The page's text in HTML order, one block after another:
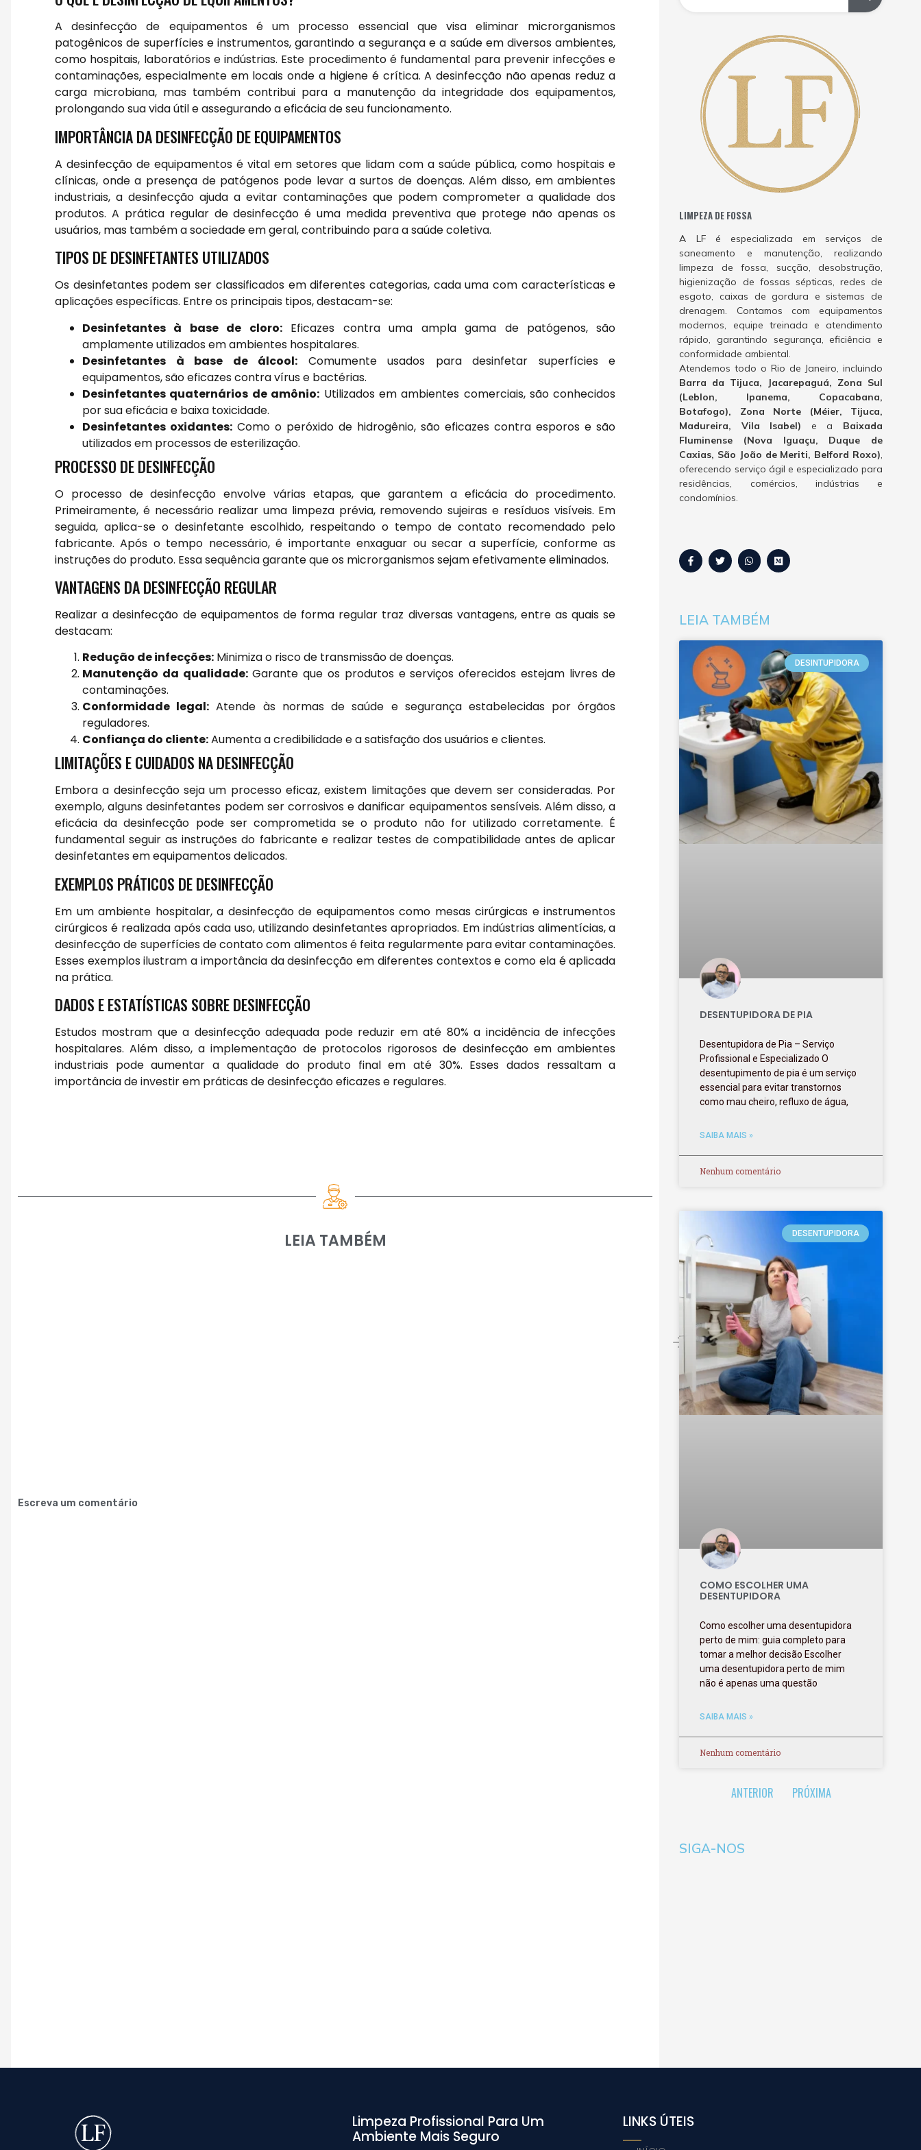
A desinfecção de equipamentos é um processo essencial que visa eliminar microrganismos
patogênicos de superfícies e instrumentos, garantindo a segurança e a saúde em diversos ambientes,
como hospitais, laboratórios e indústrias. Este procedimento é fundamental para prevenir infecções e
contaminações, especialmente em locais onde a higiene é crítica. A desinfecção não apenas reduz a
carga microbiana, mas também contribui para a manutenção da integridade dos equipamentos,
prolongando sua vida útil e assegurando a eficácia de seu funcionamento.
IMPORTÂNCIA DA DESINFECÇÃO DE EQUIPAMENTOS
A desinfecção de equipamentos é vital em setores que lidam com a saúde pública, como hospitais e
clínicas, onde a presença de patógenos pode levar a surtos de doenças. Além disso, em ambientes
industriais, a desinfecção ajuda a evitar contaminações que podem comprometer a qualidade dos
produtos. A prática regular de desinfecção é uma medida preventiva que protege não apenas os
usuários, mas também a sociedade em geral, contribuindo para a saúde coletiva.
TIPOS DE DESINFETANTES UTILIZADOS
Os desinfetantes podem ser classificados em diferentes categorias, cada uma com características e
aplicações específicas. Entre os principais tipos, destacam-se:
Desinfetantes à base de cloro:Eficazes contra uma ampla gama de patógenos, são
amplamente utilizados em ambientes hospitalares.
Desinfetantes à base de álcool: Comumente usados para desinfetar superfícies e
equipamentos, são eficazes contra vírus e bactérias.
Desinfetantes quaternários de amônio: Utilizados em ambientes comerciais, são conhecidos
por sua eficácia e baixa toxicidade.
Desinfetantes oxidantes: Como o peróxido de hidrogênio, são eficazes contra esporos e são
utilizados em processos de esterilização.
PROCESSO DE DESINFECÇÃO
O processo de desinfecção envolve várias etapas, que garantem a eficácia do procedimento.
Primeiramente, é necessário realizar uma limpeza prévia, removendo sujeiras e resíduos visíveis. Em
seguida, aplica-se o desinfetante escolhido, respeitando o tempo de contato recomendado pelo
fabricante. Após o tempo necessário, é importante enxaguar ou secar a superfície, conforme as
instruções do produto. Essa sequência garante que os microrganismos sejam efetivamente eliminados.
VANTAGENS DA DESINFECÇÃO REGULAR
Realizar a desinfecção de equipamentos de forma regular traz diversas vantagens, entre as quais se
destacam:
Redução de infecções: Minimiza o risco de transmissão de doenças.
Manutenção da qualidade:Garante que os produtos e serviços oferecidos estejam livres de
contaminações.
Conformidade legal: Atende às normas de saúde e segurança estabelecidas por órgãos
reguladores.
Confiança do cliente:Aumenta a credibilidade e a satisfação dos usuários e clientes.
LIMITAÇÕES E CUIDADOS NA DESINFECÇÃO
Embora a desinfecção seja um processo eficaz, existem limitações que devem ser consideradas. Por
exemplo, alguns desinfetantes podem ser corrosivos e danificar equipamentos sensíveis. Além disso, a
eficácia da desinfecção pode ser comprometida se o produto não for utilizado corretamente. É
fundamental seguir as instruções do fabricante e realizar testes de compatibilidade antes de aplicar
desinfetantes em equipamentos delicados.
EXEMPLOS PRÁTICOS DE DESINFECÇÃO
Em um ambiente hospitalar, a desinfecção de equipamentos como mesas cirúrgicas e instrumentos
cirúrgicos é realizada após cada uso, utilizando desinfetantes apropriados. Em indústrias alimentícias, a
desinfecção de superfícies de contato com alimentos é feita regularmente para evitar contaminações.
Esses exemplos ilustram a importância da desinfecção em diferentes contextos e como ela é aplicada
na prática.
DADOS E ESTATÍSTICAS SOBRE DESINFECÇÃO
Estudos mostram que a desinfecção adequada pode reduzir em até 80% a incidência de infecções
hospitalares. Além disso, a implementação de protocolos rigorosos de desinfecção em ambientes
industriais pode aumentar a qualidade do produto final em até 30%. Esses dados ressaltam a
importância de investir em práticas de desinfecção eficazes e regulares.
LEIA TAMBÉM
Escreva um comentário
LIMPEZA DE FOSSA
A LF é especializada em serviços de
saneamento e manutenção, realizando
limpeza de fossa, sucção, desobstrução,
higienização de fossas sépticas, redes de
esgoto, caixas de gordura e sistemas de
drenagem. Contamos com equipamentos
modernos, equipe treinada e atendimento
rápido, garantindo segurança, eficiência e
conformidade ambiental.
Atendemos todo o Rio de Janeiro, incluindo
Barra da Tijuca, Jacarepaguá, Zona Sul
(Leblon, Ipanema, Copacabana,
Botafogo), Zona Norte (Méier, Tijuca,
Madureira, Vila Isabel) e a Baixada
Fluminense (Nova Iguaçu, Duque de
Caxias, São João de Meriti, Belford Roxo),
oferecendo serviço ágil e especializado para
residências, comércios, indústrias e
condomínios.
LEIA TAMBÉM
DESINTUPIDORA
DESENTUPIDORA DE PIA
Desentupidora de Pia – Serviço
Profissional e Especializado O
desentupimento de pia é um serviço
essencial para evitar transtornos
como mau cheiro, refluxo de água,
SAIBA MAIS »
Nenhum comentário
DESENTUPIDORA
COMO ESCOLHER UMA
DESENTUPIDORA
Como escolher uma desentupidora
perto de mim: guia completo para
tomar a melhor decisão Escolher
uma desentupidora perto de mim
não é apenas uma questão
SAIBA MAIS »
Nenhum comentário
ANTERIOR PRÓXIMA
SIGA-NOS
Limpeza Profissional Para Um
Ambiente Mais Seguro
LINKS ÚTEIS